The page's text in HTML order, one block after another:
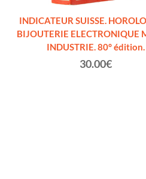
INDICATEUR SUISSE.
BIJOUTERIE ELECTRONIQUE
INDUSTRIE. 80° édition.
30.00€